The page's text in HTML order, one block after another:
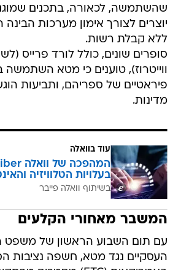
שהשתמשה, לכאורה, בתכנים
יוצרים לצורך אימון מערכות
ללא קבלת רשות.
סופרים שונים, כולל לורד פרייס
ווייטרוז), טוענים כי מטא השתמשה
פיראטיים של ספריהם, ותביעות
מדינות.
עוד בוואלה
בעלויות הטלוויזיה
בשיתוף וואלה פייבר
המשבר מאחורי הקלעים
עם תום השבוע הראשון של משפט
העסקיים נגד מטא, חשפה נציבות